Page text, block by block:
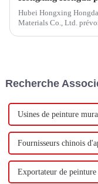
Hubei Hongxing
Materials Co., Ltd.
base d'eau et 60 000
Recherche
Usines de peinture
Fournisseurs chinois
Exportateur de